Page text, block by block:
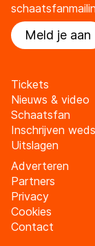
Meld je aan
Tickets
Nieuws & video
Schaatsfan
Inschrijven
Uitslagen
Adverteren
Partners
Privacy
Cookies
Contact